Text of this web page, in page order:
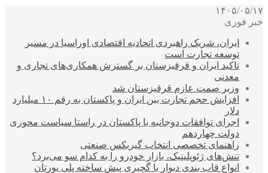
۱۴۰۵/۰۵/۱۷
خبر فوری
ایران، شریک راهبردی اتحادیه اقتصادی اوراسیا در مسیر
توسعه تجارت است
تاکید ایران و قرقیزستان بر گسترش همکاری‌های تجاری و
معدنی
وزیر صمت عازم قرقیزستان شد
افزایش حجم تجارت بین ایران و پاکستان به رقم ۱۰ میلیارد
دلار
اجرای توافقات دوجانبه با پاکستان در راستا سیاست محوری
دولت چهاردهم
راهنمای تخصصی انتخاب گیربکس صنعتی
تنش‌های ژئوپلیتیک، بازار خودرو را به کدام سو می‌برد؟
انواع قاب بندی دیوار با گچبری پیش ساخته پلی یورتان